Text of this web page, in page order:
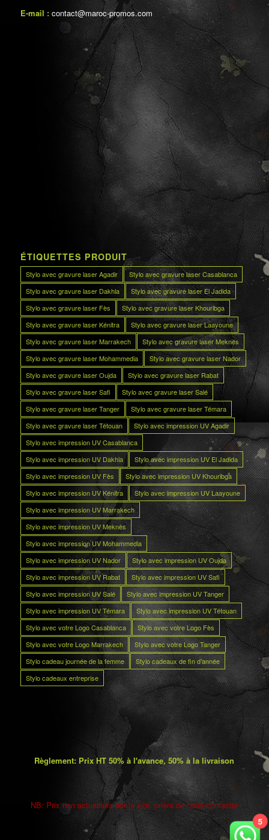
E-mail : contact@maroc-promos.com
ÉTIQUETTES PRODUIT
Stylo avec gravure laser Agadir
Stylo avec gravure laser Casablanca
Stylo avec gravure laser Dakhla
Stylo avec gravure laser El Jadida
Stylo avec gravure laser Fès
Stylo avec gravure laser Khouribga
Stylo avec gravure laser Kénitra
Stylo avec gravure laser Laayoune
Stylo avec gravure laser Marrakech
Stylo avec gravure laser Meknès
Stylo avec gravure laser Mohammedia
Stylo avec gravure laser Nador
Stylo avec gravure laser Oujda
Stylo avec gravure laser Rabat
Stylo avec gravure laser Safi
Stylo avec gravure laser Salé
Stylo avec gravure laser Tanger
Stylo avec gravure laser Témara
Stylo avec gravure laser Tétouan
Stylo avec impression UV Agadir
Stylo avec impression UV Casablanca
Stylo avec impression UV Dakhla
Stylo avec impression UV El Jadida
Stylo avec impression UV Fès
Stylo avec impression UV Khouribga
Stylo avec impression UV Kénitra
Stylo avec impression UV Laayoune
Stylo avec impression UV Marrakech
Stylo avec impression UV Meknès
Stylo avec impression UV Mohammedia
Stylo avec impression UV Nador
Stylo avec impression UV Oujda
Stylo avec impression UV Rabat
Stylo avec impression UV Safi
Stylo avec impression UV Salé
Stylo avec impression UV Tanger
Stylo avec impression UV Témara
Stylo avec impression UV Tétouan
Stylo avec votre Logo Casablanca
Stylo avec votre Logo Fès
Stylo avec votre Logo Marrakech
Stylo avec votre Logo Tanger
Stylo cadeau journée de la femme
Stylo cadeaux de fin d’année
Stylo cadeaux entreprise
Règlement: Prix HT 50% à l'avance, 50% à la livraison
NB: Prix non actualisés sur le site. prière de nous contacter
5